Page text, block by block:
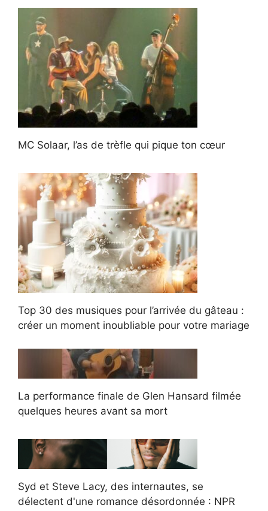
MC Solaar, l’as de trèfle qui pique ton cœur
Top 30 des musiques pour l’arrivée du gâteau :
créer un moment inoubliable pour votre mariage
La performance finale de Glen Hansard filmée
quelques heures avant sa mort
Syd et Steve Lacy, des internautes, se
délectent d'une romance désordonnée : NPR